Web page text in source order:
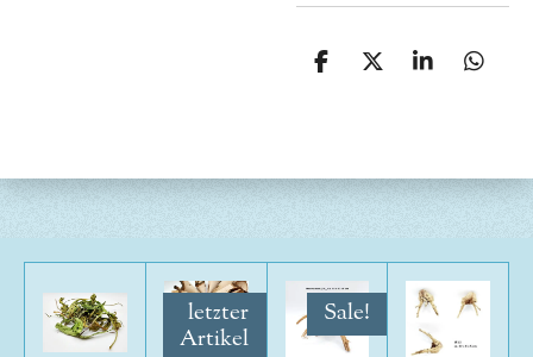
T
n
T
n
T
n
T
n
letzter
Artikel
Sale!